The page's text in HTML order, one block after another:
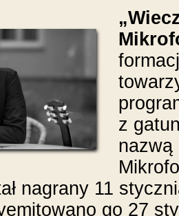
z
nazwą
nagrany 11
go 27